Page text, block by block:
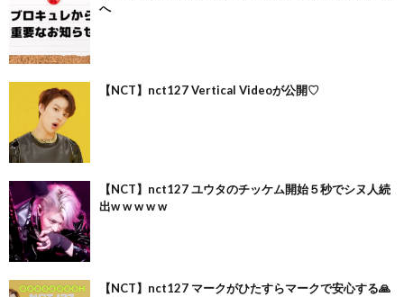
へ
【NCT】nct127 Vertical Videoが公開♡
【NCT】nct127 ユウタのチッケム開始５秒でシヌ人続
出w w w w w
【NCT】nct127 マークがひたすらマークで安心する🙏